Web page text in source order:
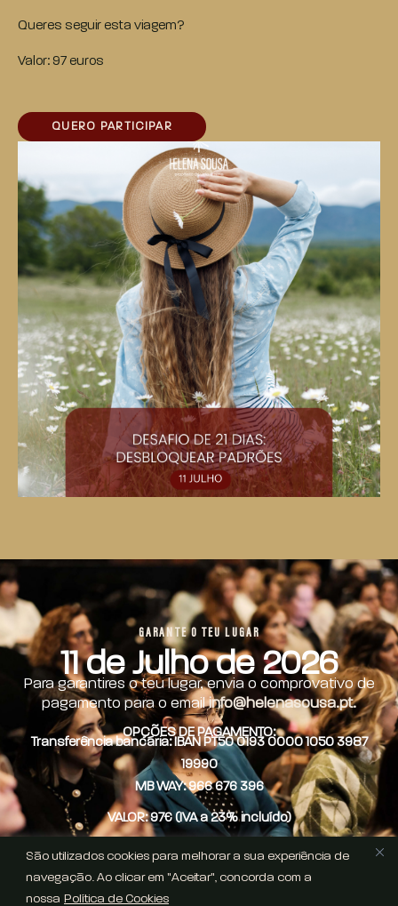
São utilizados cookies para melhorar a sua experiência de
navegação. Ao clicar em "Aceitar", concorda com a
nossa Política de Cookies
Queres seguir esta viagem?
Valor: 97 euros
QUERO PARTICIPAR
GARANTE O TEU LUGAR
11 de Julho de 2026
Para garantires o teu lugar, envia o comprovativo de
pagamento para o email info@helenasousa.pt.
OPÇÕES DE PAGAMENTO:
Transferência bancária: IBAN PT50 0193 0000 1050 3987
19990
MB WAY: 966 676 396
VALOR: 97€ (IVA a 23% incluído)